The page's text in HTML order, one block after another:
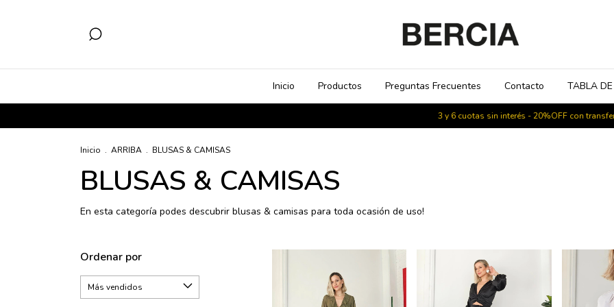
Inicio Productos Preguntas Frecuentes Contacto TABLA
3 y 6 cuotas sin interés - 20%OFF con transferencia -
Inicio . ARRIBA . BLUSAS & CAMISAS
BLUSAS & CAMISAS
En esta categoría podes descubrir blusas & camisas para toda ocasión de uso!
Ordenar por